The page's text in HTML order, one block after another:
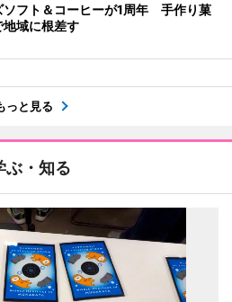
ソフト＆コーヒーが1周年 手作り菓
域に根差す
っと見る
ぶ・知る